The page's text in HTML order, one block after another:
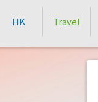
HK Travel